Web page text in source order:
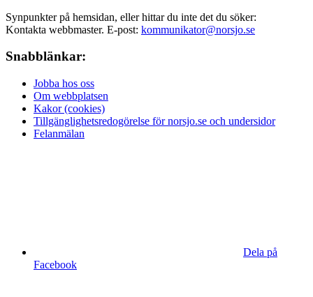
Synpunkter på hemsidan, eller hittar du inte det du söker:
Kontakta webbmaster. E-post: kommunikator@norsjo.se
Snabblänkar:
Jobba hos oss
Om webbplatsen
Kakor (cookies)
Tillgänglighetsredogörelse för norsjo.se och undersidor
Felanmälan
Dela på
Facebook